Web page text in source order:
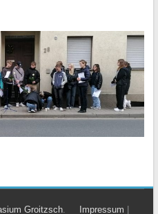
Groitzsch. Impressum